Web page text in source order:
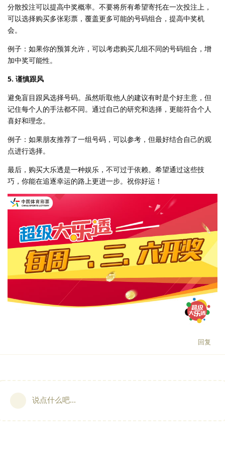
分散投注可以提高中奖概率。不要将所有希望寄托在一次投注上，
可以选择购买多张彩票，覆盖更多可能的号码组合，提高中奖机
会。
例子：如果你的预算允许，可以考虑购买几组不同的号码组合，增
加中奖可能性。
5. 谨慎跟风
避免盲目跟风选择号码。虽然听取他人的建议有时是个好主意，但
记住每个人的手法都不同。通过自己的研究和选择，更能符合个人
喜好和理念。
例子：如果朋友推荐了一组号码，可以参考，但最好结合自己的观
点进行选择。
最后，购买大乐透是一种娱乐，不可过于依赖。希望通过这些技
巧，你能在追逐幸运的路上更进一步。祝你好运！
回复
说点什么吧...